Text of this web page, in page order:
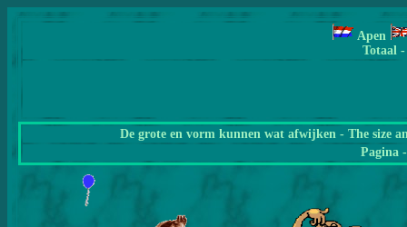
Apen
Totaal -
De grote en vorm kunnen wat afwijken - The size
Pagina